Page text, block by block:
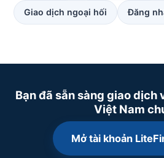
Giao dịch ngoại hối Đăng
Bạn đã sẵn sàng giao dịch
Việt Nam
Mở tài khoản